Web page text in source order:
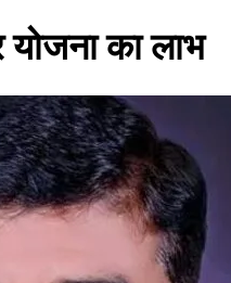
योजना का लाभ